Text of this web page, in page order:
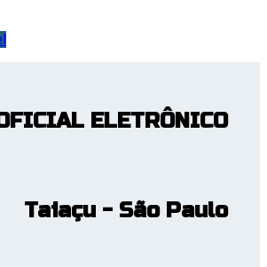
ELETRÔNICO
Taiaçu - São Paulo